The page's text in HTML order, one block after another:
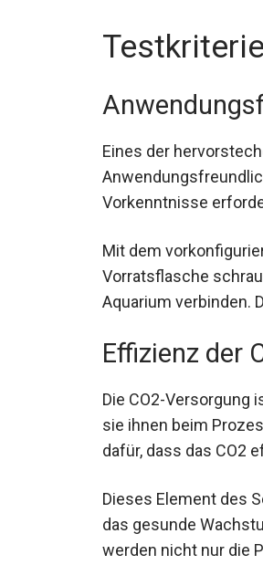
Eines der
Vorkenntnisse
Mit dem
Vorratsflasche
Aquarium verbinden.
Effizienz der
Die CO2-Versorgung
sie ihnen beim
dafür, dass das CO2
Dieses Element des
das gesunde
werden nicht nur die